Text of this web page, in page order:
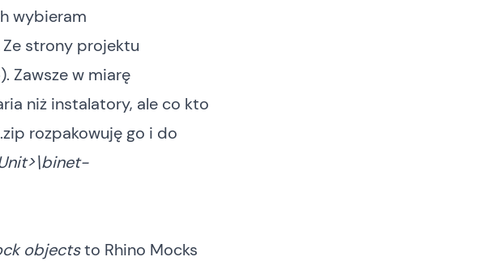
wybieram
strony projektu
Zawsze w miarę
niż instalatory, ale co kto
rozpakowuję go i do
objectsto Rhino Mocks